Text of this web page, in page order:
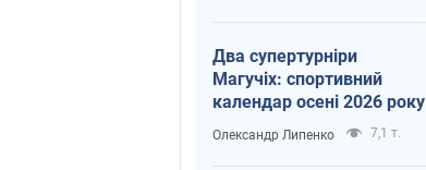
Два супертурніри
Магучіх: спортивний
календар осені 2026 року
Олександр Липенко 7,1 т.